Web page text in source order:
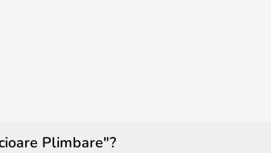
Plimbare"?